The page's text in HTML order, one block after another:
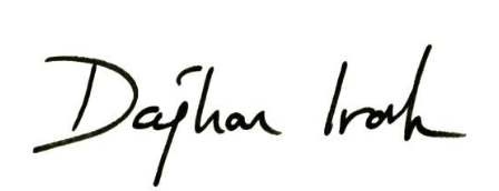
content